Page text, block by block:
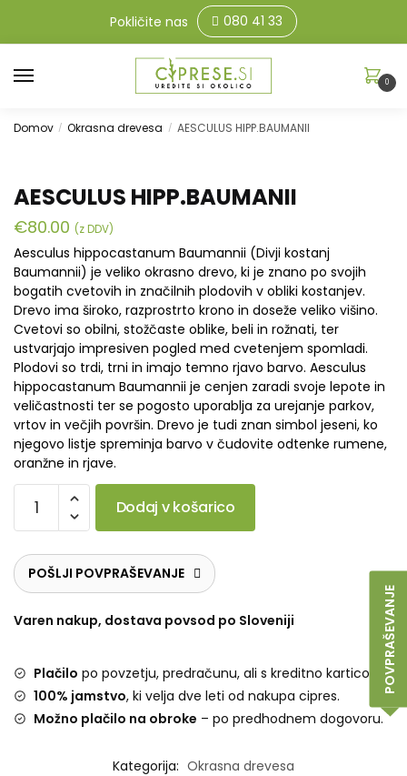
POVPRAŠEVANJE
Pokličite nas 080 41 33
0
Domov / Okrasna drevesa / AESCULUS HIPP.BAUMANII
AESCULUS HIPP.BAUMANII
€80.00 (z DDV)
Aesculus hippocastanum Baumannii (Divji kostanj
Baumannii) je veliko okrasno drevo, ki je znano po svojih
bogatih cvetovih in značilnih plodovih v obliki kostanjev.
Drevo ima široko, razprostrto krono in doseže veliko višino.
Cvetovi so obilni, stožčaste oblike, beli in rožnati, ter
ustvarjajo impresiven pogled med cvetenjem spomladi.
Plodovi so trdi, trni in imajo temno rjavo barvo. Aesculus
hippocastanum Baumannii je cenjen zaradi svoje lepote in
veličastnosti ter se pogosto uporablja za urejanje parkov,
vrtov in večjih površin. Drevo je tudi znan simbol jeseni, ko
njegovo listje spreminja barvo v čudovite odtenke rumene,
oranžne in rjave.
Dodaj v košarico
POŠLJI POVPRAŠEVANJE
Varen nakup, dostava povsod po Sloveniji
Plačilo po povzetju, predračunu, ali s kreditno kartico.
100% jamstvo, ki velja dve leti od nakupa cipres.
Možno plačilo na obroke – po predhodnem dogovoru.
Kategorija: Okrasna drevesa